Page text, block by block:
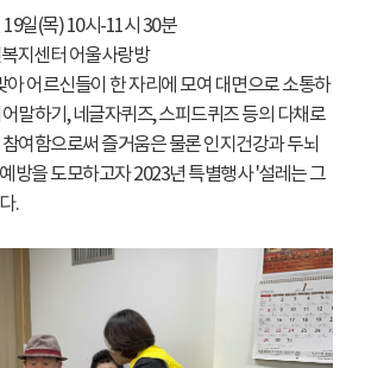
일(목) 10시-11시 30분
지센터 어울사랑방
아 어르신들이 한 자리에 모여 대면으로 소통하
말하기, 네글자퀴즈, 스피드퀴즈 등의 다채로
여함으로써 즐거움은 물론 인지건강과 두뇌
방을 도모하고자 2023년 특별행사 '설레는 그
.